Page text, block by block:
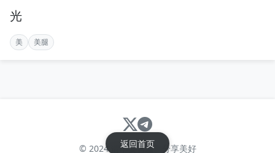
光
美 美腿
返回首页
© 2024 请不要害羞 - 分享美好